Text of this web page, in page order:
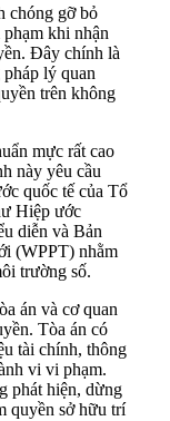
chóng gỡ bỏ
khi nhận
Đây chính là
lý quan
trên không
mực rất cao
này yêu cầu
quốc tế của Tổ
Hiệp ước
diễn và Bản
(WPPT) nhằm
trường số.
án và cơ quan
Tòa án có
tài chính, thông
vi vi phạm.
phát hiện, dừng
quyền sở hữu trí